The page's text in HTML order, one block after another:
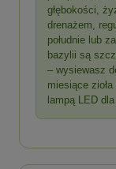
głębokości,
drenażem,
południe lub
bazylii są
– wysiewasz
miesiące
lampą LED